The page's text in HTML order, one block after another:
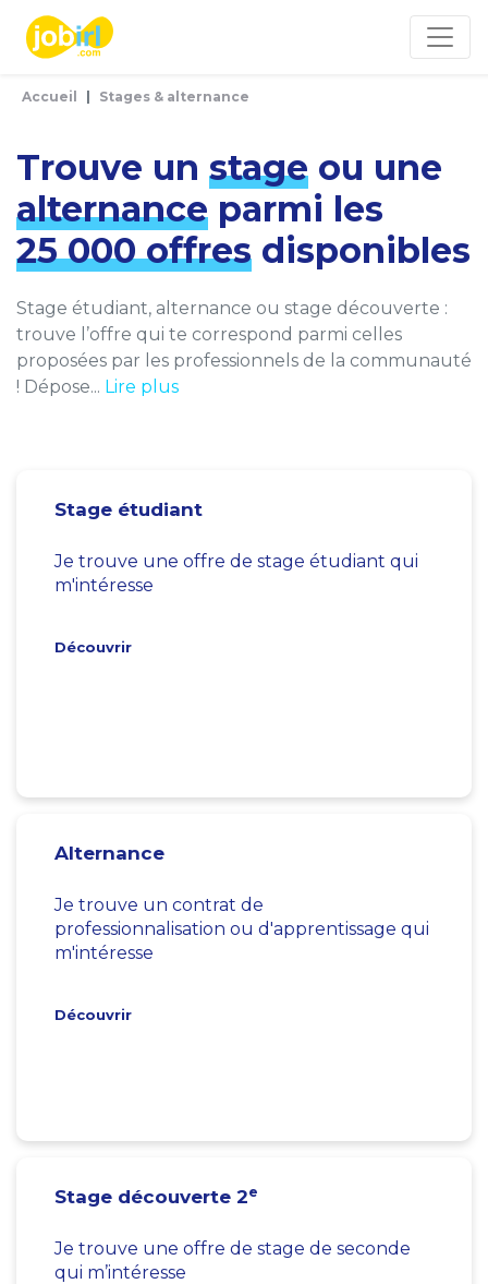
Accueil Stages & alternance
Trouve un stage ou une
alternance parmi les
25 000 offres disponibles
Stage étudiant, alternance ou stage découverte :
trouve l’offre qui te correspond parmi celles
proposées par les professionnels de la communauté
! Dépose... Lire plus
Stage étudiant
Je trouve une offre de stage étudiant qui
m'intéresse
Découvrir
Alternance
Je trouve un contrat de
professionnalisation ou d'apprentissage qui
m'intéresse
Découvrir
Stage découverte 2e
Je trouve une offre de stage de seconde
qui m’intéresse
Panneau de gestion des cookies